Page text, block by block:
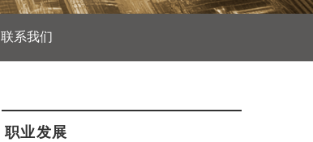
联系我们
职业发展